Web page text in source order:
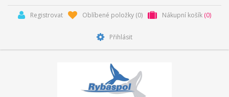
Registrovat Oblíbené položky (0) Nákupní košík (0)
Přihlásit